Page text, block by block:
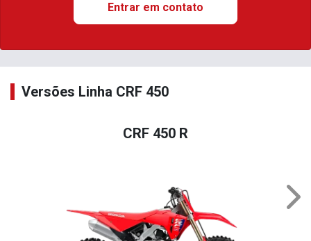
Entrar em contato
Versões Linha CRF 450
CRF 450 R